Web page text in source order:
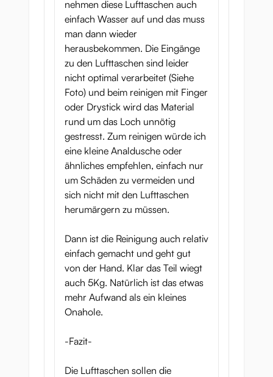
nehmen diese Lufttaschen auch
einfach Wasser auf und das muss
man dann wieder
herausbekommen. Die Eingänge
zu den Lufttaschen sind leider
nicht optimal verarbeitet (Siehe
Foto) und beim reinigen mit Finger
oder Drystick wird das Material
rund um das Loch unnötig
gestresst. Zum reinigen würde ich
eine kleine Analdusche oder
ähnliches empfehlen, einfach nur
um Schäden zu vermeiden und
sich nicht mit den Lufttaschen
herumärgern zu müssen.
Dann ist die Reinigung auch relativ
einfach gemacht und geht gut
von der Hand. Klar das Teil wiegt
auch 5Kg. Natürlich ist das etwas
mehr Aufwand als ein kleines
Onahole.
-Fazit-
Die Lufttaschen sollen die